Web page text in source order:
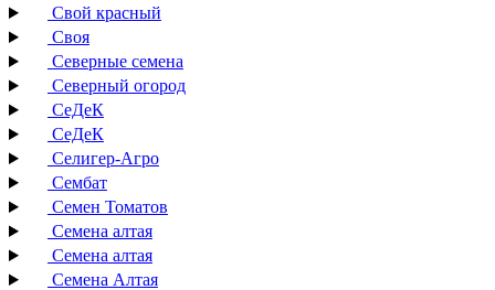
Свой красный
Своя
Северные семена
Северный огород
СеДеК
СеДеК
Селигер-Агро
Сембат
Семен Томатов
Семена алтая
Семена алтая
Семена Алтая